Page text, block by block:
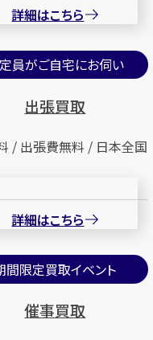
詳細はこちら
員がご自宅にお伺い
出張買取
/ 出張費無料 / 日本全国
詳細はこちら
間限定買取イベント
催事買取